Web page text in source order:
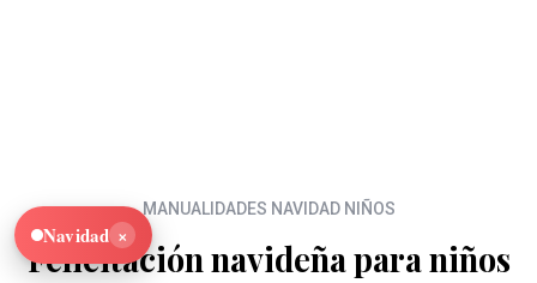
MANUALIDADES NAVIDAD NIÑOS
Felicitación navideña para niños
Navidad ×